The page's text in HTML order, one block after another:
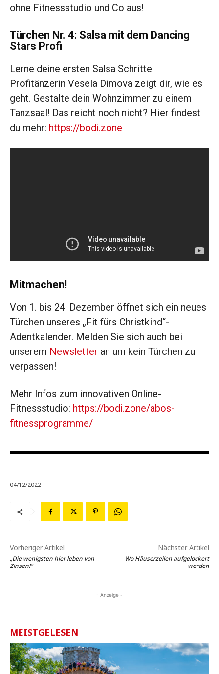
ohne Fitnessstudio und Co aus!
Türchen Nr. 4: Salsa mit dem Dancing
Stars Profi
Lerne deine ersten Salsa Schritte.
Profitänzerin Vesela Dimova zeigt dir, wie es
geht. Gestalte dein Wohnzimmer zu einem
Tanzsaal! Das reicht noch nicht? Hier findest
du mehr: https://bodi.zone
Mitmachen!
Von 1. bis 24. Dezember öffnet sich ein neues
Türchen unseres „Fit fürs Christkind“-
Adentkalender. Melden Sie sich auch bei
unserem Newsletter an um kein Türchen zu
verpassen!
Mehr Infos zum innovativen Online-
Fitnessstudio: https://bodi.zone/abos-
fitnessprogramme/
04/12/2022
Vorheriger Artikel
„Die wenigsten hier leben von
Zinsen!“
Nächster Artikel
Wo Häuserzeilen aufgelockert
werden
- Anzeige -
MEISTGELESEN